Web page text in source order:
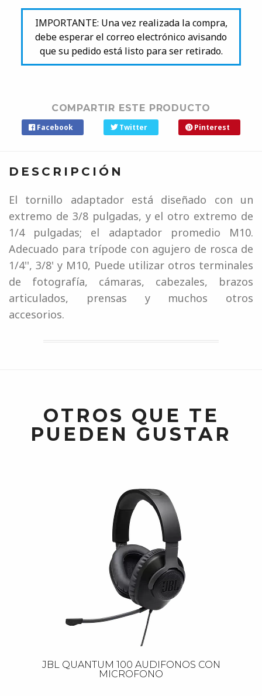
IMPORTANTE: Una vez realizada la compra,
debe esperar el correo electrónico avisando
que su pedido está listo para ser retirado.
COMPARTIR ESTE PRODUCTO
Facebook Twitter Pinterest
DESCRIPCIÓN
El tornillo adaptador está diseñado con un
extremo de 3/8 pulgadas, y el otro extremo de
1/4 pulgadas; el adaptador promedio M10.
Adecuado para trípode con agujero de rosca de
1/4'', 3/8' y M10, Puede utilizar otros terminales
de fotografía, cámaras, cabezales, brazos
articulados, prensas y muchos otros
accesorios.
OTROS QUE TE
PUEDEN GUSTAR
JBL QUANTUM 100 AUDIFONOS CON
MICROFONO